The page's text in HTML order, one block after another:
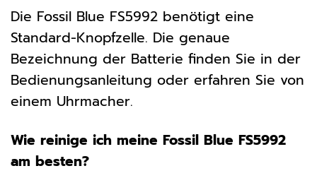
Die Fossil Blue FS5992 benötigt eine
Standard-Knopfzelle. Die genaue
Bezeichnung der Batterie finden Sie in der
Bedienungsanleitung oder erfahren Sie von
einem Uhrmacher.
Wie reinige ich meine Fossil Blue FS5992
am besten?